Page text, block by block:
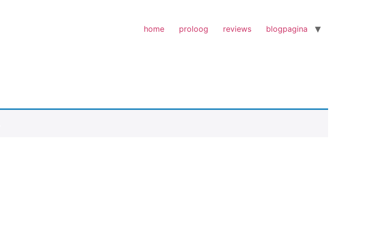
home proloog reviews blogpagina